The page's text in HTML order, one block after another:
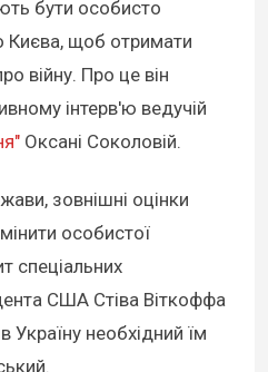
бути особисто
Києва, щоб отримати
війну. Про це він
інтерв'ю ведучій
Оксані Соколовій.
зовнішні оцінки
особистої
спеціальних
США Стіва Віткоффа
необхідний їм